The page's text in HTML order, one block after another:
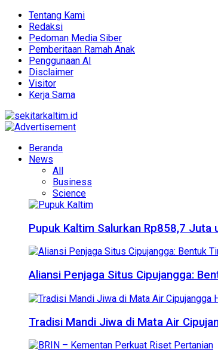
Tentang Kami
Redaksi
Pedoman Media Siber
Pemberitaan Ramah Anak
Penggunaan AI
Disclaimer
Visitor
Kerja Sama
Beranda
News
All
Business
Science
Pupuk Kaltim Salurkan Rp858,7
Aliansi Penjaga Situs Cipujangga:
Tradisi Mandi Jiwa di Mata Air